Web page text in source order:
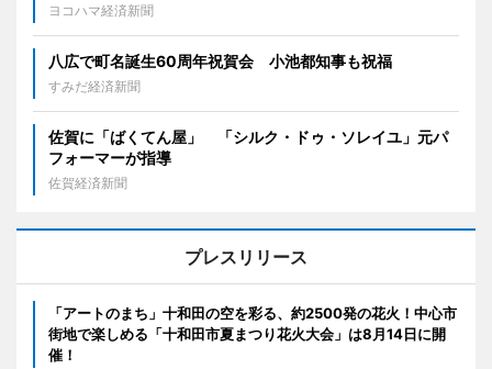
ヨコハマ経済新聞
八広で町名誕生60周年祝賀会 小池都知事も祝福
すみだ経済新聞
佐賀に「ばくてん屋」 「シルク・ドゥ・ソレイユ」元パ
フォーマーが指導
佐賀経済新聞
プレスリリース
「アートのまち」十和田の空を彩る、約2500発の花火！中心市
街地で楽しめる「十和田市夏まつり花火大会」は8月14日に開
催！